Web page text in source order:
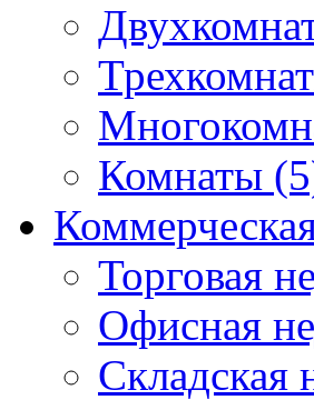
Комнаты
Торговая
Офисная
Складская